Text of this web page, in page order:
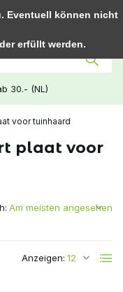
0
30.- (NL)
voor tuinhaard
plaat voor
Anzeigen:
Eventuell können nicht
erfüllt werden.